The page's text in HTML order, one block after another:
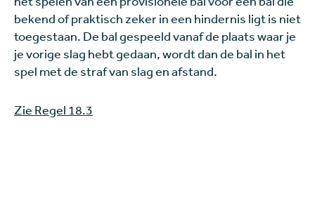
bekend of praktisch zeker in een hindernis ligt is niet
toegestaan. De bal gespeeld vanaf de plaats waar je
je vorige slag hebt gedaan, wordt dan de bal in het
spel met de straf van slag en afstand.
Zie Regel 18.3